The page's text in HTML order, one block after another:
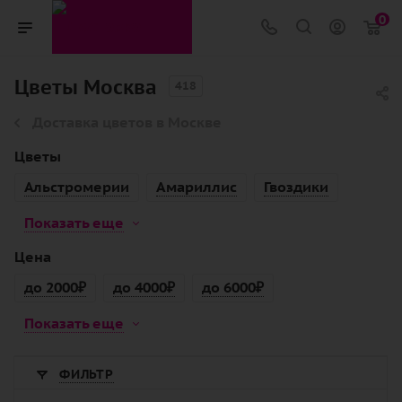
0
Цветы Москва
Цветы
Альстромерии
Амариллис
Гвоздики
Показать еще
Цена
до 2000₽
до 4000₽
до 6000₽
Показать еще
ФИЛЬТР